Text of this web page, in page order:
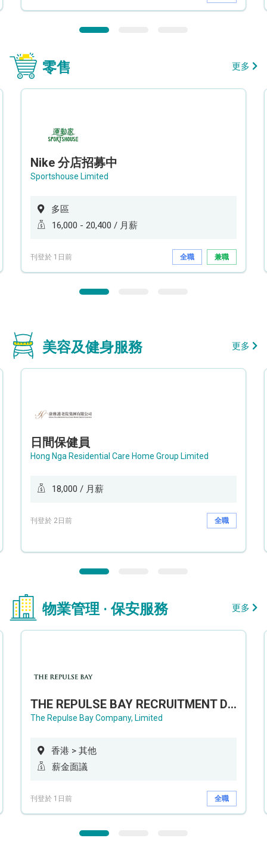
零售 更多
Nike 分店招募中
Sportshouse Limited
多區
16,000 - 20,400 / 月薪
刊登於 1日前 全職 兼職
美容及健身服務 更多
日間保健員
Hong Nga Residential Care Home Group Limited
18,000 / 月薪
刊登於 2日前 全職
物業管理 · 保安服務 更多
THE REPULSE BAY RECRUITMENT DAY 淺水灣影灣園人才招聘會
The Repulse Bay Company, Limited
香港 > 其他
薪金面議
刊登於 1日前 全職